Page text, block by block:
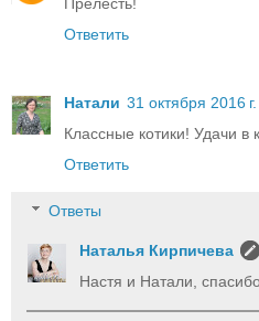
Прелесть!
Ответить
Натали 31 октября 2016
Классные котики! Удачи в
Ответить
Ответы
Наталья Кирпичева
Настя и Натали,